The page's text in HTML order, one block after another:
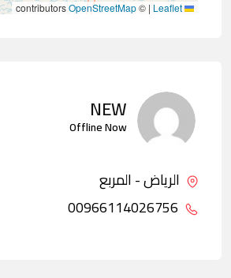
|
©
OpenStreetMap
NEW
Offline Now
الرياض - المربع